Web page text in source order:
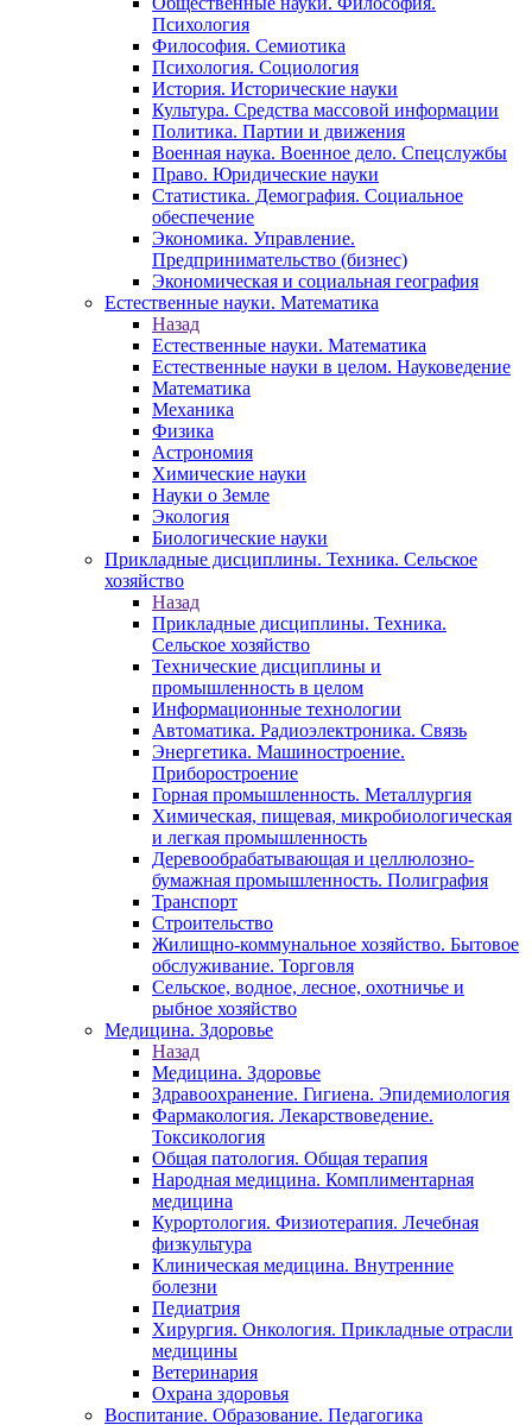
Психология
Философия. Семиотика
Психология. Социология
История. Исторические науки
Культура. Средства массовой информации
Политика. Партии и движения
Военная наука. Военное дело. Спецслужбы
Право. Юридические науки
Статистика. Демография. Социальное
обеспечение
Экономика. Управление.
Предпринимательство (бизнес)
Экономическая и социальная география
Естественные науки. Математика
Назад
Естественные науки. Математика
Естественные науки в целом. Науковедение
Математика
Механика
Физика
Астрономия
Химические науки
Науки о Земле
Экология
Биологические науки
Прикладные дисциплины. Техника. Сельское
хозяйство
Назад
Прикладные дисциплины. Техника.
Сельское хозяйство
Технические дисциплины и
промышленность в целом
Информационные технологии
Автоматика. Радиоэлектроника. Связь
Энергетика. Машиностроение.
Приборостроение
Горная промышленность. Металлургия
Химическая, пищевая, микробиологическая
и легкая промышленность
Деревообрабатывающая и целлюлозно-
бумажная промышленность. Полиграфия
Транспорт
Строительство
Жилищно-коммунальное хозяйство. Бытовое
обслуживание. Торговля
Сельское, водное, лесное, охотничье и
рыбное хозяйство
Медицина. Здоровье
Назад
Медицина. Здоровье
Здравоохранение. Гигиена. Эпидемиология
Фармакология. Лекарствоведение.
Токсикология
Общая патология. Общая терапия
Народная медицина. Комплиментарная
медицина
Курортология. Физиотерапия. Лечебная
физкультура
Клиническая медицина. Внутренние
болезни
Педиатрия
Хирургия. Онкология. Прикладные отрасли
медицины
Ветеринария
Охрана здоровья
Воспитание. Образование. Педагогика